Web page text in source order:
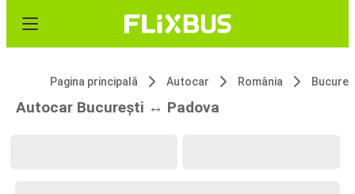
Pagina principală Autocar România
Autocar București ↔ Padova